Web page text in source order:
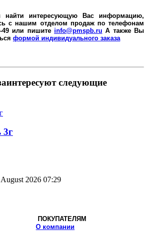
интересующую Вас информацию,
с нашим отделом продаж по телефонам
49 или пишите info@pmspb.ru А также Вы
формой индивидуального заказа
следующие
3г
2026 07:29
ПОКУПАТЕЛЯМ
О компании